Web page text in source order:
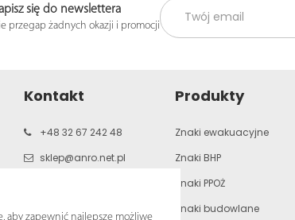
się do newslettera
przegap żadnych okazji i promocji
Kontakt
+48 32 67 242 48
sklep@anro.net.pl
Produkty
Znaki ewakuacyjne
Znaki BHP
Znaki PPOŻ
Znaki budowlane
aby zapewnić najlepsze możliwe